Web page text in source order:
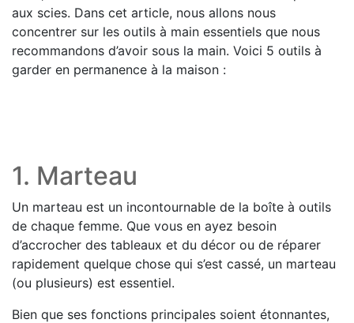
aux scies. Dans cet article, nous allons nous
concentrer sur les outils à main essentiels que nous
recommandons d’avoir sous la main. Voici 5 outils à
garder en permanence à la maison :
1. Marteau
Un marteau est un incontournable de la boîte à outils
de chaque femme. Que vous en ayez besoin
d’accrocher des tableaux et du décor ou de réparer
rapidement quelque chose qui s’est cassé, un marteau
(ou plusieurs) est essentiel.
Bien que ses fonctions principales soient étonnantes,